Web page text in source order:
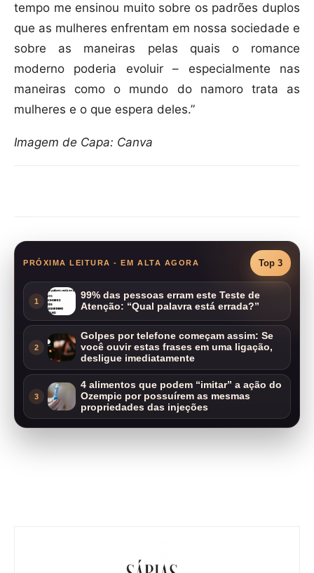
tempo me ensinou muito sobre os padrões duplos
que as mulheres enfrentam em nossa sociedade e
sobre as maneiras pelas quais o romance
moderno poderia evoluir – especialmente nas
maneiras como o mundo do namoro trata as
mulheres e o que espera deles.”
Imagem de Capa: Canva
PRÓXIMA LEITURA - EM ALTA AGORA Top 3
1
99% das pessoas erram este Teste de
Atenção: “Qual palavra está errada?”
2
Golpes por telefone começam assim: Se
você ouvir estas frases em uma ligação,
desligue imediatamente
3
4 alimentos que podem “imitar” a ação do
Ozempic por possuírem as mesmas
propriedades das injeções